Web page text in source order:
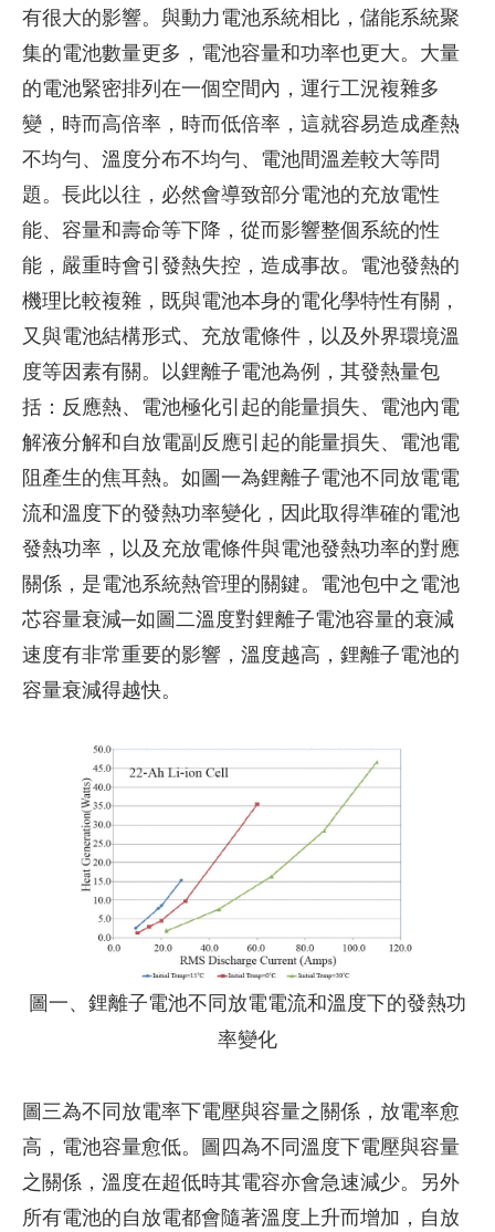
有很大的影響。與動力電池系統相比，儲能系統聚
集的電池數量更多，電池容量和功率也更大。大量
的電池緊密排列在一個空間內，運行工況複雜多
變，時而高倍率，時而低倍率，這就容易造成產熱
不均勻、溫度分布不均勻、電池間溫差較大等問
題。長此以往，必然會導致部分電池的充放電性
能、容量和壽命等下降，從而影響整個系統的性
能，嚴重時會引發熱失控，造成事故。電池發熱的
機理比較複雜，既與電池本身的電化學特性有關，
又與電池結構形式、充放電條件，以及外界環境溫
度等因素有關。以鋰離子電池為例，其發熱量包
括：反應熱、電池極化引起的能量損失、電池內電
解液分解和自放電副反應引起的能量損失、電池電
阻產生的焦耳熱。如圖一為鋰離子電池不同放電電
流和溫度下的發熱功率變化，因此取得準確的電池
發熱功率，以及充放電條件與電池發熱功率的對應
關係，是電池系統熱管理的關鍵。電池包中之電池
芯容量衰減─如圖二溫度對鋰離子電池容量的衰減
速度有非常重要的影響，溫度越高，鋰離子電池的
容量衰減得越快。
圖一、鋰離子電池不同放電電流和溫度下的發熱功
率變化
圖三為不同放電率下電壓與容量之關係，放電率愈
高，電池容量愈低。圖四為不同溫度下電壓與容量
之關係，溫度在超低時其電容亦會急速減少。另外
所有電池的自放電都會隨著溫度上升而增加，自放